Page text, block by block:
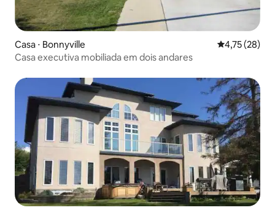
Casa ⋅ Bonnyville 4,75 de uma
4,75 (28)
Casa executiva mobiliada em dois andares